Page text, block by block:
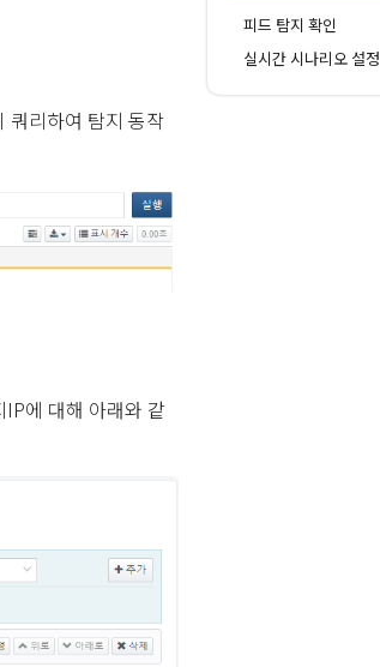
쿼리하여 탐지 동작
에 대해 아래와 같
피드 탐지 확인
실시간 시나리오 설정